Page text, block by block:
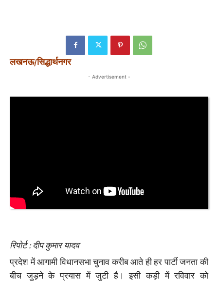
लखनऊ/सिद्धार्थनगर
- Advertisement -
रिपोर्ट : दीप कुमार यादव
प्रदेश में आगामी विधानसभा चुनाव करीब आते ही हर पार्टी जनता की
बीच जुड़ने के प्रयास में जुटी है। इसी कड़ी में रविवार को